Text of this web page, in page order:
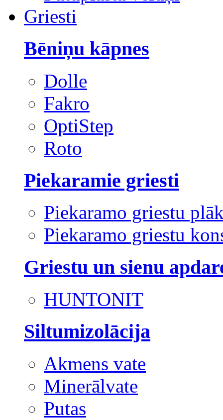
Griesti
Bēniņu kāpnes
Dolle
Fakro
OptiStep
Roto
Piekaramie griesti
Piekaramo griestu
Piekaramo griestu
Griestu un sienu
HUNTONIT
Siltumizolācija
Akmens vate
Minerālvate
Putas